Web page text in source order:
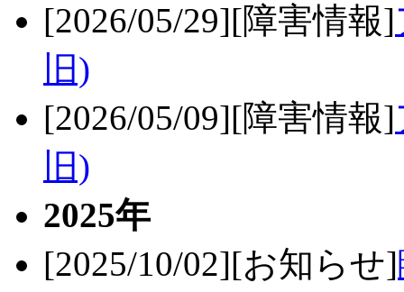
[2026/05/29][障害情報]
旧)
[2026/05/09][障害情報]
旧)
2025年
[2025/10/02][お知らせ]